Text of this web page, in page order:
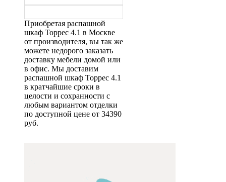
Приобретая распашной
шкаф Торрес 4.1 в Москве
от производителя, вы так же
можете недорого заказать
доставку мебели домой или
в офис. Мы доставим
распашной шкаф Торрес 4.1
в кратчайшие сроки в
целости и сохранности с
любым вариантом отделки
по доступной цене от 34390
руб.